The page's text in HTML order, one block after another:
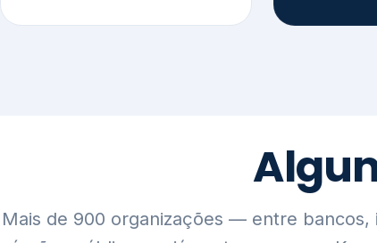
Mais de 900 organizações — entre bancos,
órgãos públicos — já contaram com a
projetos de gestão, sustentabilidade